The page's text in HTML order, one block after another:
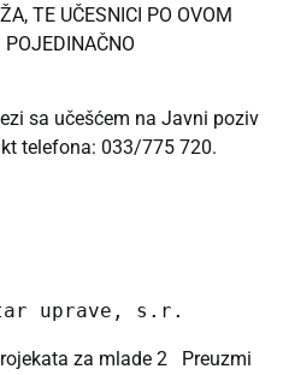
TE UČESNICI PO OVOM
sa učešćem na Javni poziv
telefona: 033/775 720.
uprave, s.r.
za mlade 2
Preuzmi